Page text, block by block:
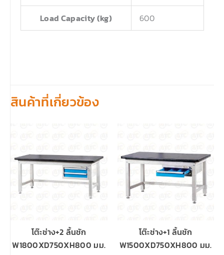
Load Capacity (kg) 600
สินค้าที่เกี่ยวข้อง
โต๊ะช่าง+2 ลิ้นชัก
W1800XD750XH800 มม.
โต๊ะช่าง+1 ลิ้นชัก
W1500XD750XH800 มม.